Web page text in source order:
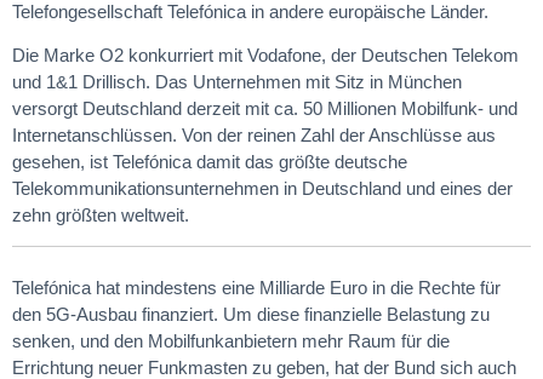
Telefongesellschaft Telefónica in andere europäische Länder.
Die Marke O2 konkurriert mit Vodafone, der Deutschen Telekom
und 1&1 Drillisch. Das Unternehmen mit Sitz in München
versorgt Deutschland derzeit mit ca. 50 Millionen Mobilfunk- und
Internetanschlüssen. Von der reinen Zahl der Anschlüsse aus
gesehen, ist Telefónica damit das größte deutsche
Telekommunikationsunternehmen in Deutschland und eines der
zehn größten weltweit.
Telefónica hat mindestens eine Milliarde Euro in die Rechte für
den 5G-Ausbau finanziert. Um diese finanzielle Belastung zu
senken, und den Mobilfunkanbietern mehr Raum für die
Errichtung neuer Funkmasten zu geben, hat der Bund sich auch